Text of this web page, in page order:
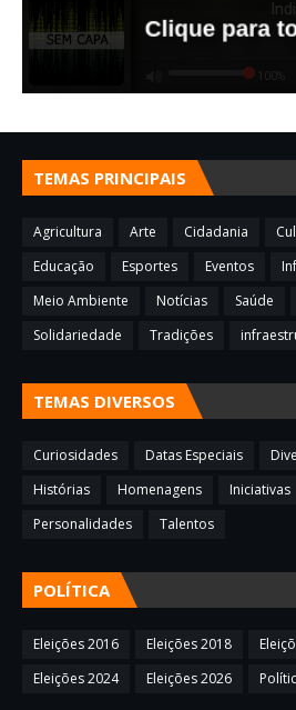
TEMAS PRINCIPAIS
Agricultura Arte Cidadania
Educação
Esportes Eventos
Meio Ambiente
Notícias Saúde
Solidariedade
Tradições
TEMAS DIVERSOS
Curiosidades Datas Especiais
Histórias
Homenagens Iniciativas
Personalidades
Talentos
POLÍTICA
Eleições 2016 Eleições 2018
Eleições 2024
Eleições 2026